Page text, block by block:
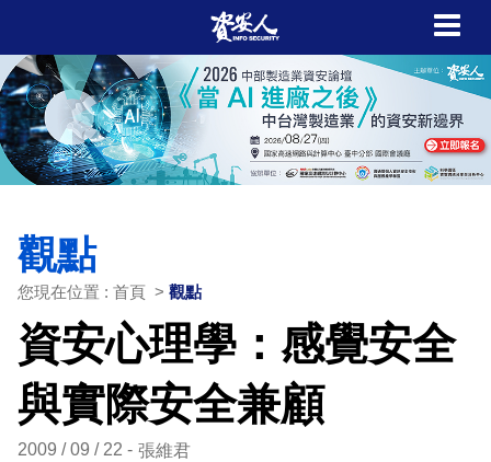
觀點
您現在位置 : 首頁 > 觀點
資安心理學：感覺安全
與實際安全兼顧
2009 / 09 / 22 張維君